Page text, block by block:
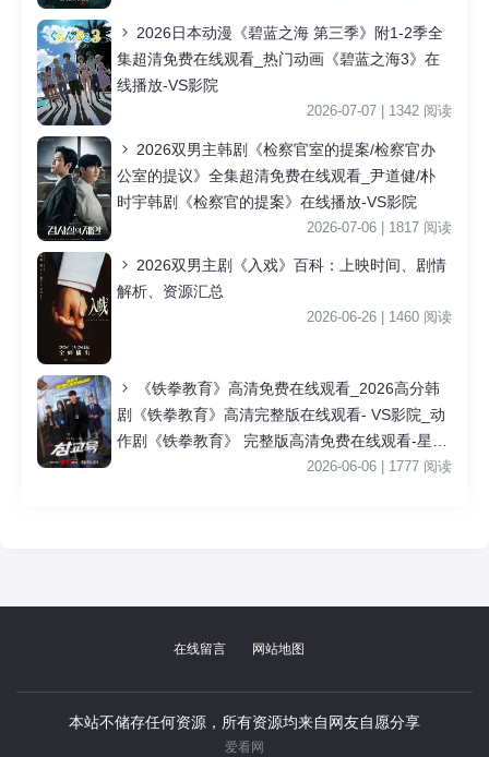
2026日本动漫《碧蓝之海 第三季》附1-2季全
集超清免费在线观看_热门动画《碧蓝之海3》在
线播放-VS影院
2026-07-07 | 1342 阅读
2026双男主韩剧《检察官室的提案/检察官办
公室的提议》全集超清免费在线观看_尹道健/朴
时宇韩剧《检察官的提案》在线播放-VS影院
2026-07-06 | 1817 阅读
2026双男主剧《入戏》百科：上映时间、剧情
解析、资源汇总
2026-06-26 | 1460 阅读
《铁拳教育》高清免费在线观看_2026高分韩
剧《铁拳教育》高清完整版在线观看- VS影院_动
作剧《铁拳教育》 完整版高清免费在线观看-星空
影院李星民主演《铁拳教育》无广告_VS影视
2026-06-06 | 1777 阅读
在线留言 网站地图
本站不储存任何资源，所有资源均来自网友自愿分享
爱看网